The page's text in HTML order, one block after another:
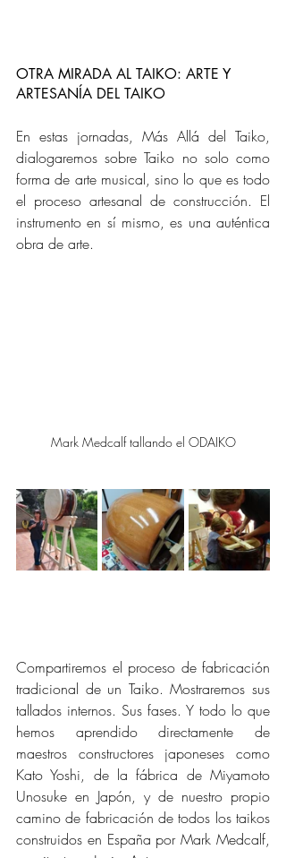
OTRA MIRADA AL TAIKO: ARTE Y
ARTESANÍA DEL TAIKO
En estas jornadas, Más Allá del Taiko,
dialogaremos sobre Taiko no solo como
forma de arte musical, sino lo que es todo
el proceso artesanal de construcción. El
instrumento en sí mismo, es una auténtica
obra de arte.
Mark Medcalf tallando el ODAIKO
Compartiremos el proceso de fabricación
tradicional de un Taiko. Mostraremos sus
tallados internos. Sus fases. Y todo lo que
hemos aprendido directamente de
maestros constructores japoneses como
Kato Yoshi, de la fábrica de Miyamoto
Unosuke en Japón, y de nuestro propio
camino de fabricación de todos los taikos
construidos en España por Mark Medcalf,